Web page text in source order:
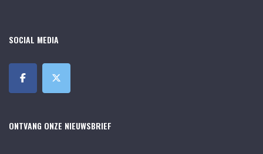
SOCIAL MEDIA
ONTVANG ONZE NIEUWSBRIEF